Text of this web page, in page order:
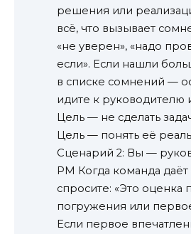
решения или
всё, что вызывает
«не уверен», «надо
если». Если нашли
в списке сомнений —
идите к руководителю
Цель — не сделать
Цель — понять её
Сценарий 2: Вы —
PM Когда команда
спросите: «Это оценка
погружения или
Если первое